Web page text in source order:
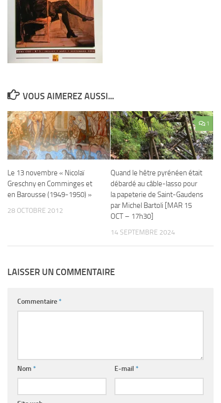
VOUS AIMEREZ AUSSI...
Le 13 novembre « Nicolaï
Greschny en Comminges et
en Barousse (1949-1950) »
28 OCTOBRE 2012
1
Quand le hêtre pyrénéen était
débardé au câble-lasso pour
la papeterie de Saint-Gaudens
par Michel Bartoli [MAR 15
OCT – 17h30]
14 SEPTEMBRE 2024
LAISSER UN COMMENTAIRE
Commentaire*
Nom * E-mail *